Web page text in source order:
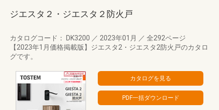
ジエスタ２・ジエスタ２防火戸
カタログコード： DK3200 ／ 2023年01月 ／ 全292ページ
【2023年1月価格掲載版】ジエスタ2・ジエスタ2防火戸のカタロ
グです。